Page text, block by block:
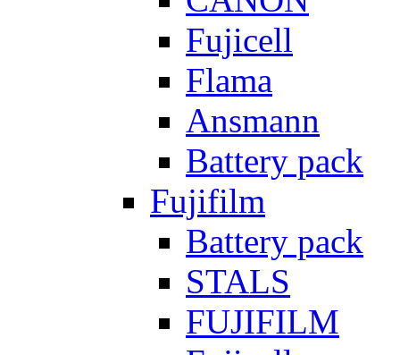
Fujicell
Flama
Ansmann
Battery pack
Fujifilm
Battery pack
STALS
FUJIFILM